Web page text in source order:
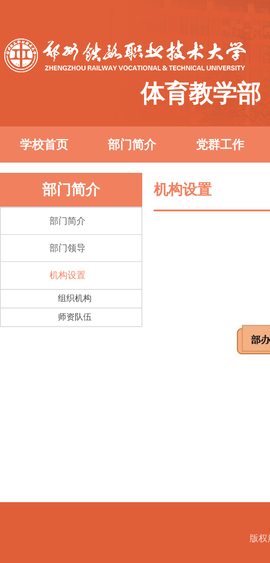
体育教学部
学校首页 部门简介 党群工作
部门简介
部门简介
部门领导
机构设置
组织机构
师资队伍
机构设置
版